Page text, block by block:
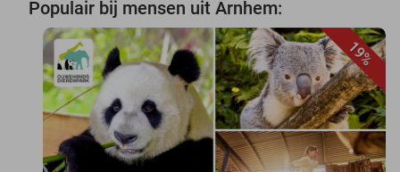
Populair bij mensen uit Arnhem:
19%